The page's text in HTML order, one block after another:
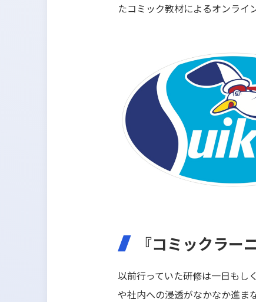
たコミック教材によるオンライ
『コミックラー
以前行っていた研修は一日もし
や社内への浸透がなかなか進ま